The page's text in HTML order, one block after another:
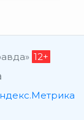
12+